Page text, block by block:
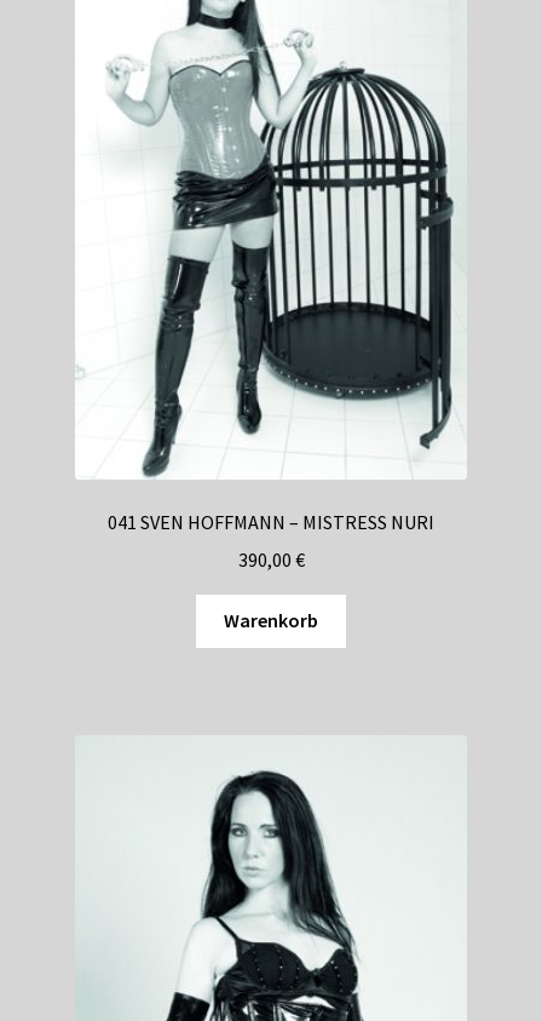
041 SVEN HOFFMANN – MISTRESS NURI
390,00 €
Warenkorb